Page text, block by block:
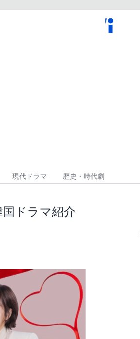
現代ドラマ 歴史・時代劇
国ドラマ紹介